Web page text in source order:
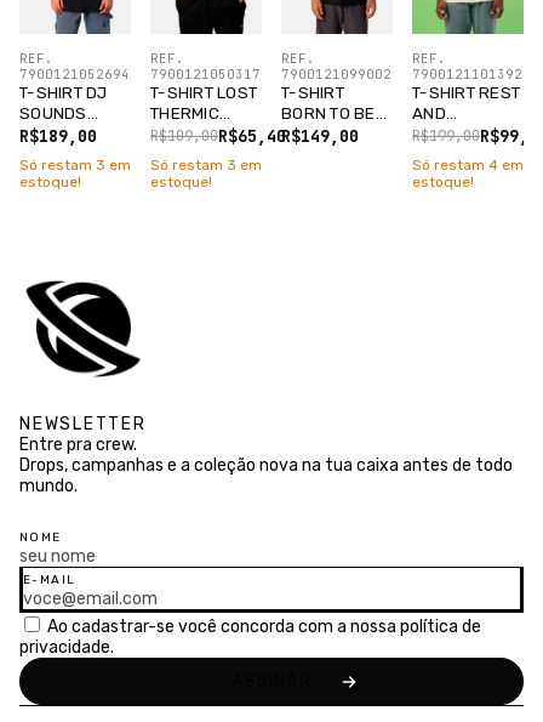
T-SHIRT DJ
SOUNDS
PRETO
R$189,00
REF.
7900121052694
Só restam 3 em
estoque!
T-SHIRT LOST
THERMIC
CROPPEDR$65,40
R$109,00
REF.
7900121050317
Só restam 3 em
estoque!
T-SHIRT
BORN TO BE
LOST PRETO
R$149,00
REF.
7900121099002
T-SHIRT REST
AND
RICKLAXATION
R$199,00
REF.
7900121101392
Só restam 4 em
estoque!
NEWSLETTER
Entre pra crew.
Drops, campanhas e a coleção nova na tua caixa antes de todo
mundo.
NOME
E-MAIL
Ao cadastrar-se você concorda com a nossa política de
privacidade.